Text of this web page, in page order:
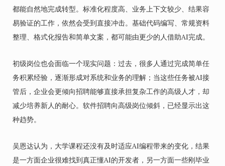
都能自然地完成转型。标准化程度高、业务上下文较少、结果容
易验证的工作，依然会受到直接冲击。基础代码编写、常规资料
整理、格式化报告和简单文案，都可能由更少的人借助AI完成。
初级岗位也会面临一个现实问题：过去，很多人通过完成简单任
务积累经验，逐渐形成对系统和业务的理解；当这些任务被AI接
管后，企业会更倾向招聘能够直接承担复杂工作的高级人才，却
减少培养新人的耐心。软件招聘向高级岗位倾斜，已经显示出这
种趋势。
吴恩达认为，大学课程还没有及时适应AI编程带来的变化，结果
是一方面企业很难找到真正懂AI的开发者，另一方面一些刚毕业